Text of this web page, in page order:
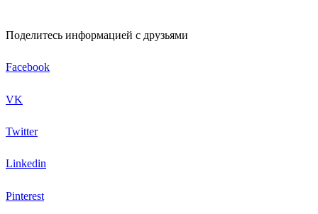
Поделитесь информацией с друзьями
Facebook
VK
Twitter
Linkedin
Pinterest